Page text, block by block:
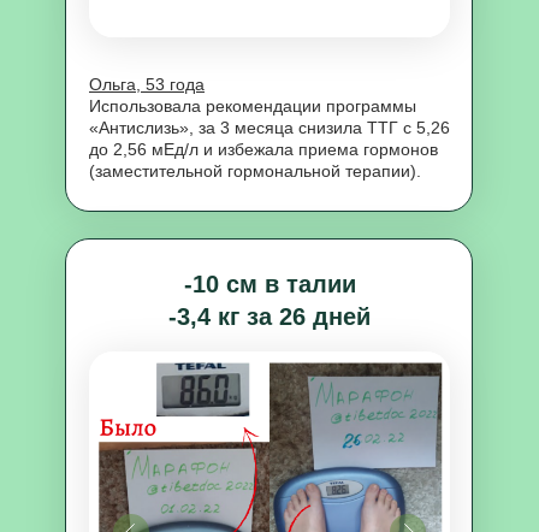
Ольга, 53 года
Использовала рекомендации программы
«Антислизь», за 3 месяца снизила ТТГ с 5,26
до 2,56 мЕд/л и избежала приема гормонов
(заместительной гормональной терапии).
-10 см в талии
-3,4 кг за 26 дней